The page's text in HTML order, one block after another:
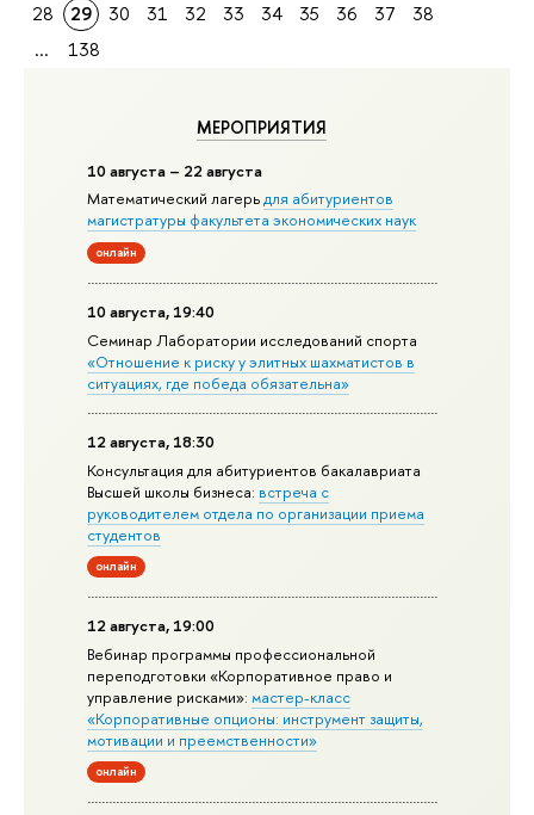
МЕРОПРИЯТИЯ
10 августа – 22 августа
Математический лагерьдля абитуриентов
магистратуры факультета экономических наук
онлайн
10 августа, 19:40
Семинар Лаборатории исследований спорта
«Отношение к риску у элитных шахматистов в
ситуациях, где победа обязательна»
12 августа, 18:30
Консультация для абитуриентов бакалавриата
Высшей школы бизнеса: встреча с
руководителем отдела по организации приема
студентов
онлайн
12 августа, 19:00
Вебинар программы профессиональной
переподготовки «Корпоративное право и
управление рисками»:мастер-класс
«Корпоративные опционы: инструмент защиты,
мотивации и преемственности»
онлайн
28
29 30 31 32 33 34 35 36 37
38
...
138